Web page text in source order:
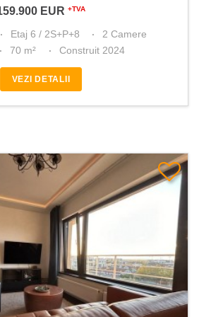
EUR +TVA
Etaj 6 / 2S+P+8
2 Camere
70 m² Construit 2024
VEZI DETALII